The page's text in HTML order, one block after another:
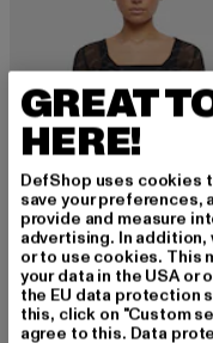
KARL KANI
Signature Essential
GREAT
HERE!
DefShop uses cookies
save your preferences,
provide and measure
advertising. In
or to use cookies. This
your data in the USA or
the EU data protection
this, click on "Custom
agree to this. Data